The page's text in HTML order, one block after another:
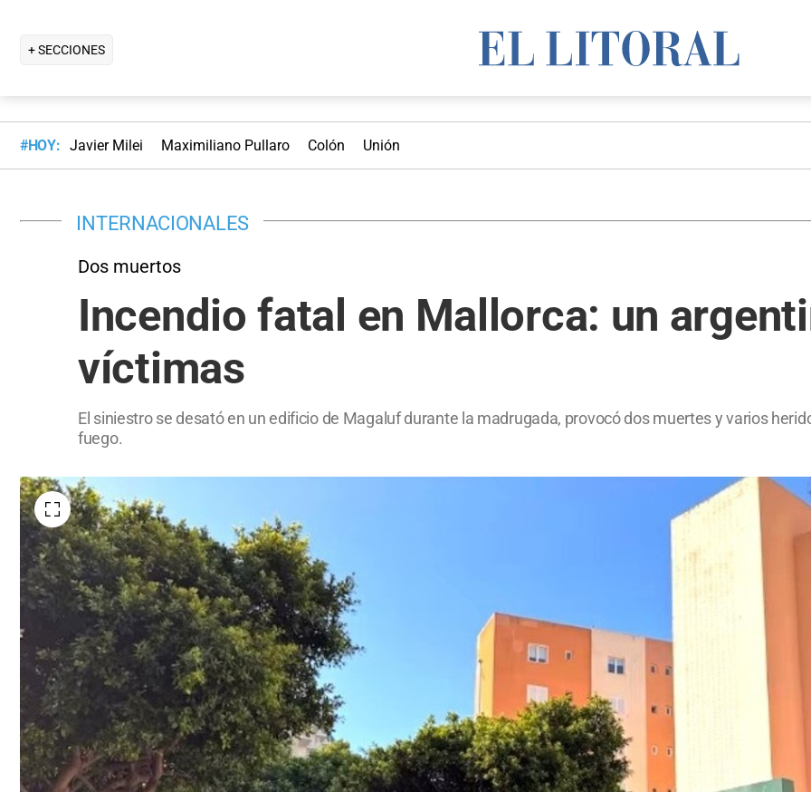
+ SECCIONES
#HOY: Javier Milei Maximiliano Pullaro Colón Unión
INTERNACIONALES
Dos muertos
Incendio fatal en Mallorca: un
víctimas
El siniestro se desató en un edificio de Magaluf durante la madrugada, provocó dos muertes y varios
fuego.